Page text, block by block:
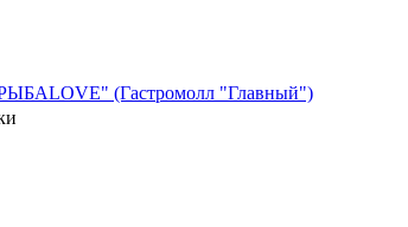
(Гастромолл "Главный")